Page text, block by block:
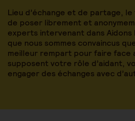
Lieu d’échange et de partage,
de poser librement et
experts intervenant dans
que nous sommes convaincus
meilleur rempart pour faire face
supposent votre rôle d’aidant,
engager des échanges avec